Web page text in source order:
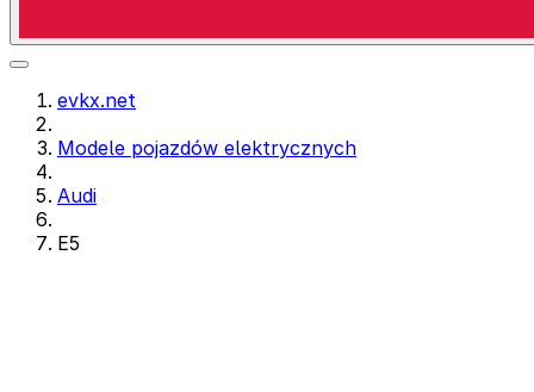
evkx.net
Modele pojazdów elektrycznych
Audi
E5